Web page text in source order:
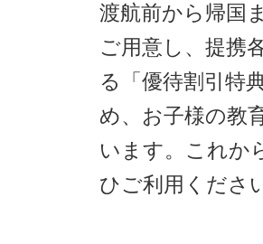
渡航前から帰国
ご用意し、提携
る「優待割引特
め、お子様の教
います。これか
ひご利用くださ